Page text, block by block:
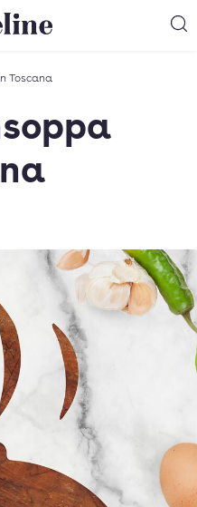
startsida
Toscana